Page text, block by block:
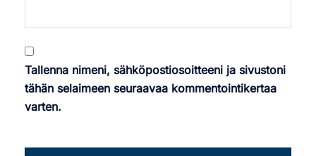
Tallenna nimeni, sähköpostiosoitteeni ja sivustoni
tähän selaimeen seuraavaa kommentointikertaa
varten.